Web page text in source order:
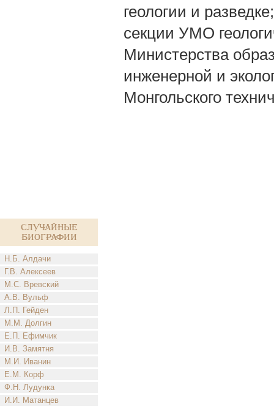
Случайные
биографии
Н.Б. Алдачи
Г.В. Алексеев
М.С. Вревский
А.В. Вульф
Л.П. Гейден
М.М. Долгин
Е.П. Ефимчик
И.В. Замятня
М.И. Иванин
Е.М. Корф
Ф.Н. Лудунка
И.И. Матанцев
геологии и
секции УМО
Министерства
инженерной и
Монгольского